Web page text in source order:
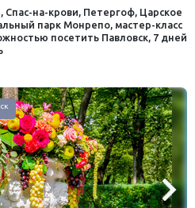
Спас-на-крови, Петергоф, Царское
парк Монрепо, мастер-класс
посетить Павловск, 7 дней